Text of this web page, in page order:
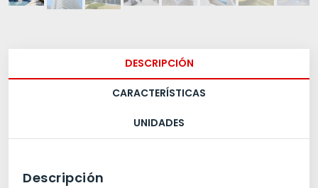
DESCRIPCIÓN
CARACTERÍSTICAS
UNIDADES
Descripción